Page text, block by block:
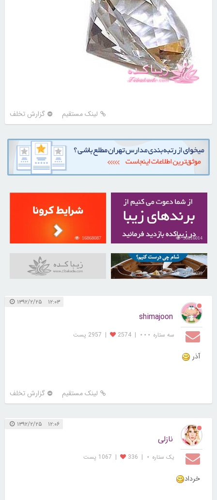
لینک مستقیم گزارش تخلف
30816014
16868087
31040039
۱۲:۰۳ ۱۳۹۲/۲/۲۵
shimajoon
سه ستاره ⋆⋆⋆ |
2574
| 2957 پست
آذر
لینک مستقیم گزارش تخلف
۱۲:۰۶ ۱۳۹۲/۲/۲۵
نازلی
یک ستاره ⋆ |
336
| 1067 پست
خرداد